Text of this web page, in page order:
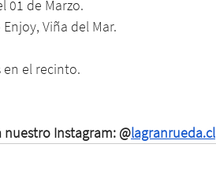
01 de Marzo.
Viña del Mar.
el recinto.
Instagram: @lagranrueda.cl